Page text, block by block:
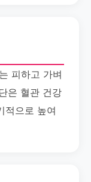
피하고 가벼
은 혈관 건강
적으로 높여